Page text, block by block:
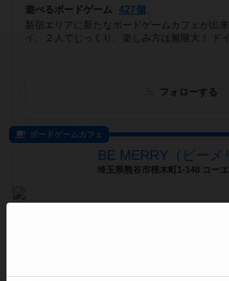
遊べるボードゲーム
427個
新宿エリアに新たなボードゲームカフェが出
イ、２人でじっくり、楽しみ方は無限大！ ド
フォローする
ボードゲームカフェ
BE MERRY（ビーメ
埼玉県熊谷市桜木町1-148 コー
間を提供します！